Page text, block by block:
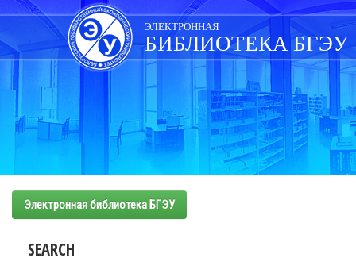
Skip
navigation
ЭЛЕКТРОННАЯ
БИБЛИОТЕКА БГЭУ
Электронная библиотека БГЭУ
SEARCH